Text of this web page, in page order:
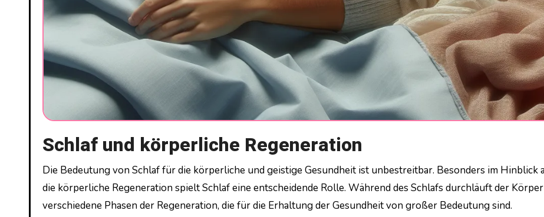
Schlaf und körperliche Regeneration
Die Bedeutung von Schlaf für die körperliche und geistige Gesundheit ist unbestreitbar. Besonders im Hinblick auf
die körperliche Regeneration spielt Schlaf eine entscheidende Rolle. Während des Schlafs durchläuft der Körper
verschiedene Phasen der Regeneration, die für die Erhaltung der Gesundheit von großer Bedeutung sind.